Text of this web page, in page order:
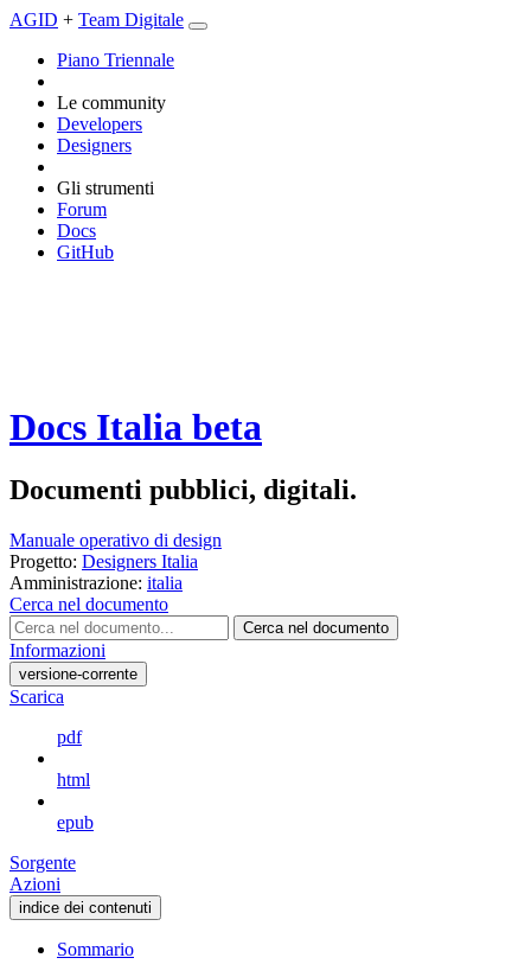
AGID + Team Digitale
Piano Triennale
Le community
Developers
Designers
Gli strumenti
Forum
Docs
GitHub
Docs Italia beta
Documenti pubblici, digitali.
Manuale operativo di design
Progetto: Designers Italia
Amministrazione: italia
Cerca nel documento
Cerca nel documento
Informazioni
versione-corrente
Scarica
pdf
html
epub
Sorgente
Azioni
indice dei contenuti
Sommario